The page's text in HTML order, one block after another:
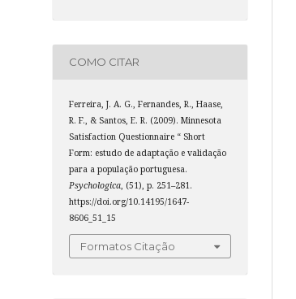
COMO CITAR
Ferreira, J. A. G., Fernandes, R., Haase,
R. F., & Santos, E. R. (2009). Minnesota
Satisfaction Questionnaire “ Short
Form: estudo de adaptação e validação
para a população portuguesa.
Psychologica , (51), p. 251–281.
https://doi.org/10.14195/1647-
8606_51_15
Formatos Citação